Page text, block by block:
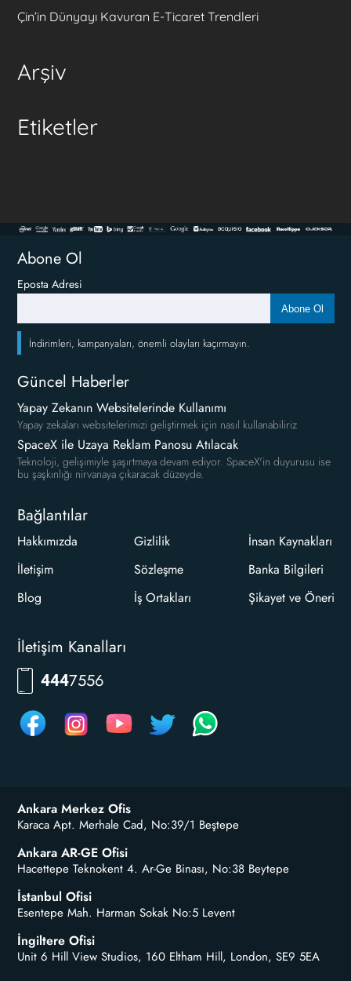
Çin’in Dünyayı Kavuran E-Ticaret Trendleri
Arşiv
Etiketler
Abone Ol
Eposta Adresi
Abone Ol
İndirimleri, kampanyaları, önemli olayları kaçırmayın.
Güncel Haberler
Yapay Zekanın Websitelerinde Kullanımı
Yapay zekaları websitelerimizi geliştirmek için nasıl kullanabiliriz
SpaceX ile Uzaya Reklam Panosu Atılacak
Teknoloji, gelişimiyle şaşırtmaya devam ediyor. SpaceX'in duyurusu ise
bu şaşkınlığı nirvanaya çıkaracak düzeyde.
Bağlantılar
Hakkımızda
İletişim
Blog
Gizlilik
Sözleşme
İş Ortakları
İnsan Kaynakları
Banka Bilgileri
Şikayet ve Öneri
İletişim Kanalları
444RKLM
Ankara Merkez Ofis
Karaca Apt. Merhale Cad, No:39/1 Beştepe
Ankara AR-GE Ofisi
Hacettepe Teknokent 4. Ar-Ge Binası, No:38 Beytepe
İstanbul Ofisi
Esentepe Mah. Harman Sokak No:5 Levent
İngiltere Ofisi
Unit 6 Hill View Studios, 160 Eltham Hill, London, SE9 5EA